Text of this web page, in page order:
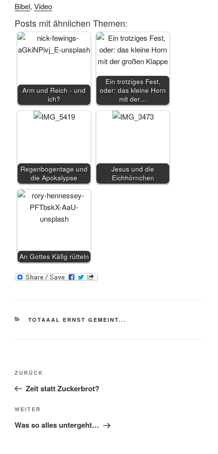
Bibel, Video
Posts mit ähnlichen Themen:
Arm und Reich - und
ich?
Ein trotziges Fest,
oder: das kleine Horn
mit der…
Regenbogentage und
die Apokalypse
Jesus und die
Eichhörnchen
An Gottes Käfig rütteln
KATEGORIEN
TOTAAAL ERNST GEMEINT...
Beitragsnavigation
Vorheriger
Beitrag
ZURÜCK
Zeit statt Zuckerbrot?
Nächster
Beitrag
WEITER
Was so alles untergeht…